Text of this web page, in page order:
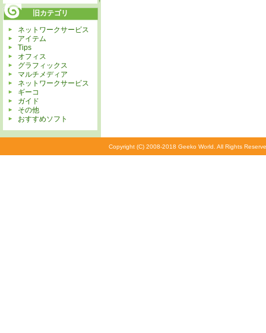
旧カテゴリ
ネットワークサービス
アイテム
Tips
オフィス
グラフィックス
マルチメディア
ネットワークサービス
ギーコ
ガイド
その他
おすすめソフト
Copyright (C) 2008-2018 Geeko World. All Rights